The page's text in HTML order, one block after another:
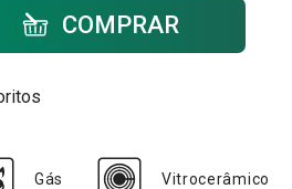
- quantidade
COMPRAR
Gás Vitrocerâmico